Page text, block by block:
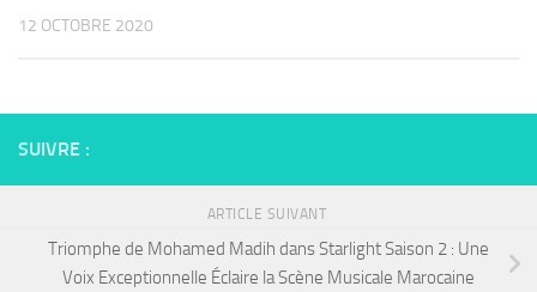
12 OCTOBRE 2020
SUIVRE :
ARTICLE SUIVANT
Triomphe de Mohamed Madih dans Starlight Saison 2 : Une
Voix Exceptionnelle Éclaire la Scène Musicale Marocaine